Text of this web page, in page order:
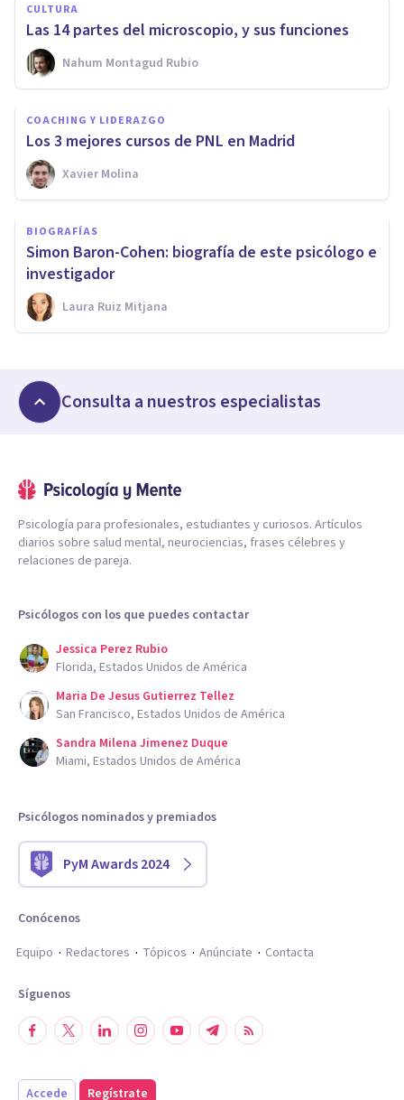
CULTURA
Las 14 partes del microscopio, y sus funciones
Nahum Montagud Rubio
COACHING Y LIDERAZGO
Los 3 mejores cursos de PNL en Madrid
Xavier Molina
BIOGRAFÍAS
Simon Baron-Cohen: biografía de este psicólogo e
investigador
Laura Ruiz Mitjana
Consulta a nuestros especialistas
Psicología para profesionales, estudiantes y curiosos. Artículos
diarios sobre salud mental, neurociencias, frases célebres y
relaciones de pareja.
Psicólogos con los que puedes contactar
Jessica Perez Rubio
Florida, Estados Unidos de América
Maria De Jesus Gutierrez Tellez
San Francisco, Estados Unidos de América
Sandra Milena Jimenez Duque
Miami, Estados Unidos de América
Psicólogos nominados y premiados
PyM Awards 2024
Conócenos
Equipo
Redactores Tópicos Anúnciate Contacta
Síguenos
Accede Regístrate